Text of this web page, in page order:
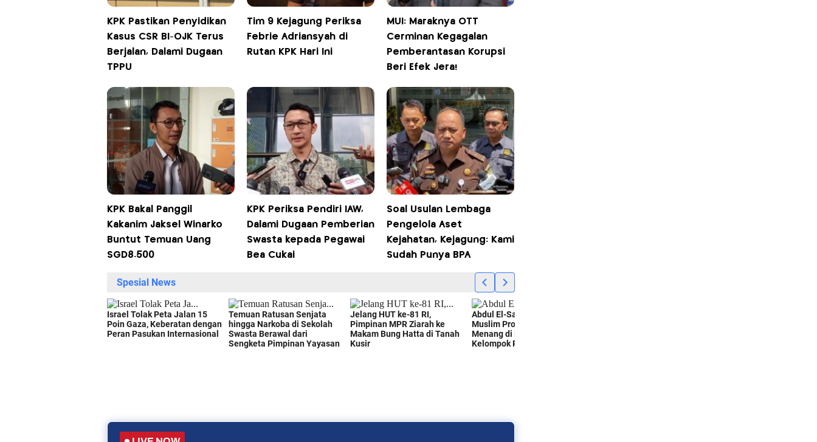
KPK Pastikan Penyidikan
Kasus CSR BI-OJK Terus
Berjalan, Dalami Dugaan
TPPU
Tim 9 Kejagung Periksa
Febrie Adriansyah di
Rutan KPK Hari Ini
MUI: Maraknya OTT
Cerminan Kegagalan
Pemberantasan Korupsi
Beri Efek Jera!
KPK Bakal Panggil
Kakanim Jaksel Winarko
Buntut Temuan Uang
SGD8.500
KPK Periksa Pendiri IAW,
Dalami Dugaan Pemberian
Swasta kepada Pegawai
Bea Cukai
Soal Usulan Lembaga
Pengelola Aset
Kejahatan, Kejagung: Kami
Sudah Punya BPA